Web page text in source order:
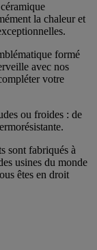
la chaleur et
formé
avec nos
votre
ou froides : de
sont fabriqués à
usines du monde
êtes en droit